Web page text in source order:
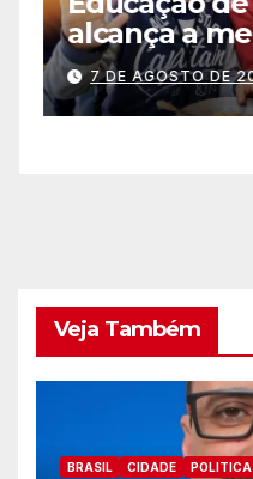
alcança a
história no
7 DE AGOSTO DE
Veja Também
BRASIL CIDADE POLITICA